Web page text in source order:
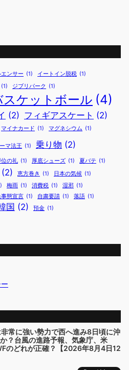
ンサー (1) イートイン脱税 (1)
(1) ジブリパーク (1)
スケットボール (4)
(2) フィギアスケート (2)
マイナカード (1) マグネシウム (1)
マ法王 (1) 乗り物 (2)
位の礼 (1) 厚底シューズ (1) 夏バテ (1)
(2) 恵方巻き (1) 日本の気候 (1)
梅雨 (1) 消費税 (1) 湿邪 (1)
態宣言 (1) 自粛要請 (1) 落語 (1)
国 (2) 預金 (1)
常に強い勢力で西へ進み8日頃に沖
？台風の進路予報、気象庁、米
のどれが正確？【2026年8月4日12